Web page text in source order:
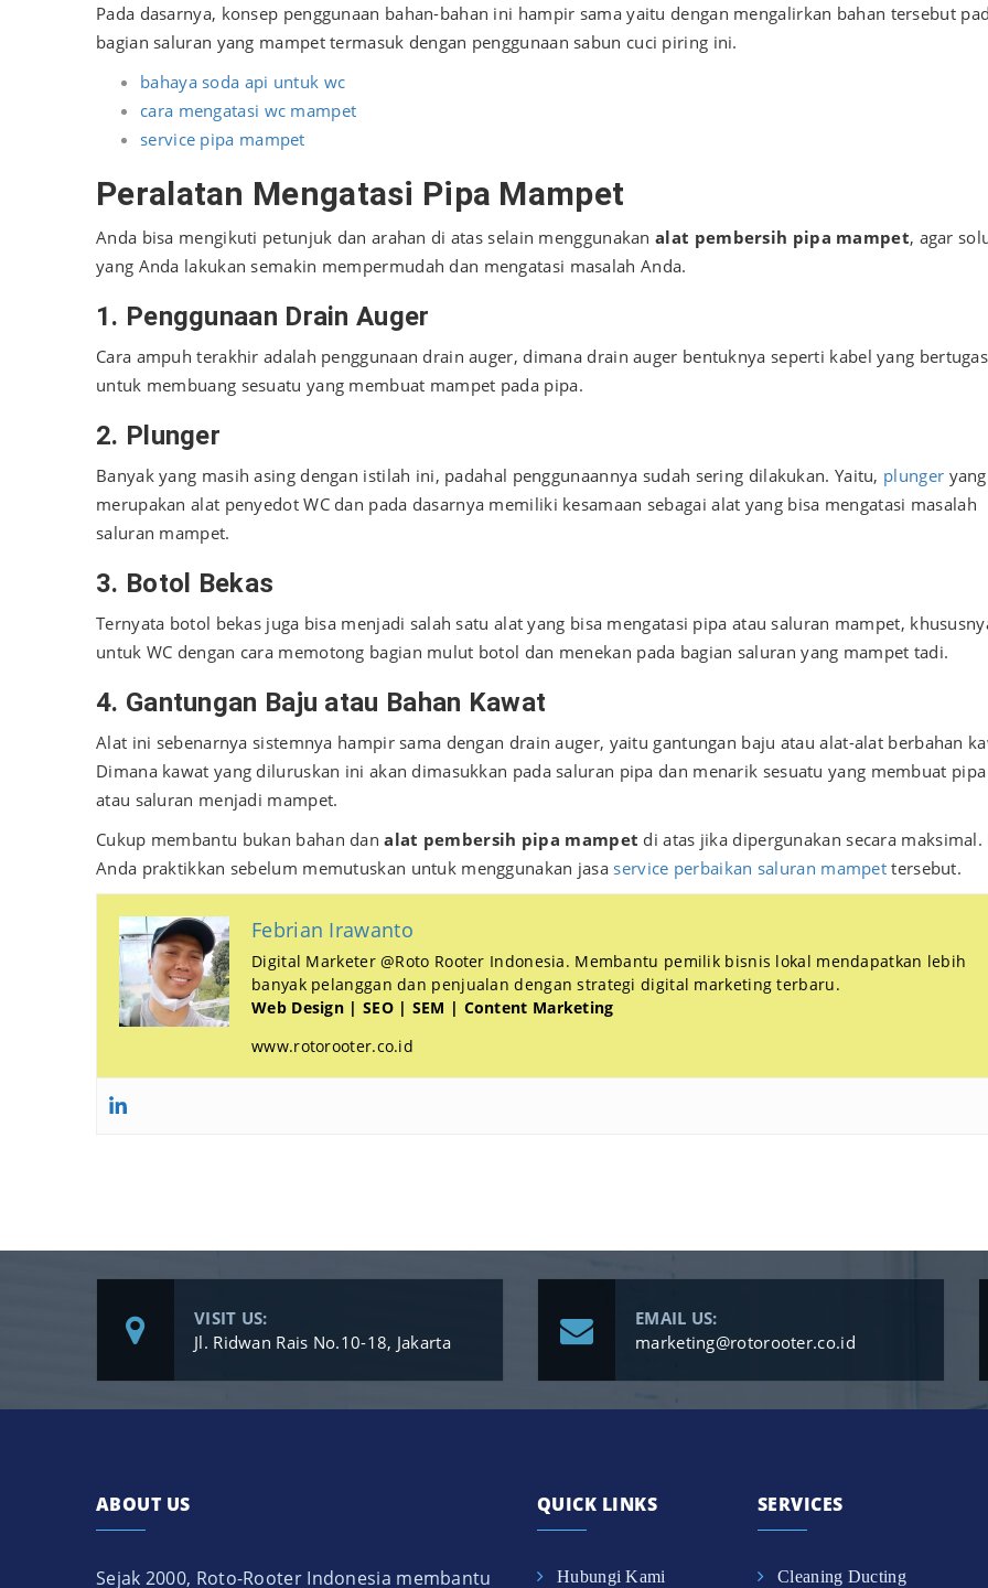
Pada dasarnya, konsep penggunaan bahan-bahan ini hampir sama yaitu dengan mengalirkan bahan tersebut
bagian saluran yang mampet termasuk dengan penggunaan sabun cuci piring ini.
bahaya soda api untuk wc
cara mengatasi wc mampet
service pipa mampet
Peralatan Mengatasi Pipa Mampet
Anda bisa mengikuti petunjuk dan arahan di atas selain menggunakanalat pembersih pipa mampet, agar
yang Anda lakukan semakin mempermudah dan mengatasi masalah Anda.
1. Penggunaan Drain Auger
Cara ampuh terakhir adalah penggunaan drain auger, dimana drain auger bentuknya seperti kabel yang bertugas
untuk membuang sesuatu yang membuat mampet pada pipa.
2. Plunger
Banyak yang masih asing dengan istilah ini, padahal penggunaannya sudah sering dilakukan. Yaitu, plunger yang
merupakan alat penyedot WC dan pada dasarnya memiliki kesamaan sebagai alat yang bisa mengatasi masalah
saluran mampet.
3. Botol Bekas
Ternyata botol bekas juga bisa menjadi salah satu alat yang bisa mengatasi pipa atau saluran mampet,
untuk WC dengan cara memotong bagian mulut botol dan menekan pada bagian saluran yang mampet tadi.
4. Gantungan Baju atau Bahan Kawat
Alat ini sebenarnya sistemnya hampir sama dengan drain auger, yaitu gantungan baju atau alat-alat berbahan
Dimana kawat yang diluruskan ini akan dimasukkan pada saluran pipa dan menarik sesuatu yang membuat pipa
atau saluran menjadi mampet.
Cukup membantu bukan bahan danalat pembersih pipa mampet di atas jika dipergunakan secara maksimal.
Anda praktikkan sebelum memutuskan untuk menggunakan jasa service perbaikan saluran mampet tersebut.
Febrian Irawanto
Digital Marketer @Roto Rooter Indonesia. Membantu pemilik bisnis lokal mendapatkan lebih
banyak pelanggan dan penjualan dengan strategi digital marketing terbaru.
Web Design | SEO | SEM | Content Marketing
www.rotorooter.co.id
VISIT US:
Jl. Ridwan Rais No.10-18, Jakarta
EMAIL US:
marketing@rotorooter.co.id
ABOUT US
Sejak 2000, Roto-Rooter Indonesia membantu
QUICK LINKS
Hubungi Kami
SERVICES
Cleaning Ducting